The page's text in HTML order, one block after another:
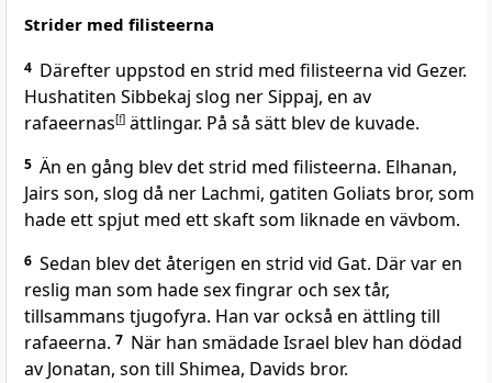
Strider med filisteerna
4 Därefter uppstod en strid med filisteerna vid Gezer.
Hushatiten Sibbekaj slog ner Sippaj, en av
rafaeernas[f] ättlingar. På så sätt blev de kuvade.
5 Än en gång blev det strid med filisteerna. Elhanan,
Jairs son, slog då ner Lachmi, gatiten Goliats bror, som
hade ett spjut med ett skaft som liknade en vävbom.
6 Sedan blev det återigen en strid vid Gat. Där var en
reslig man som hade sex fingrar och sex tår,
tillsammans tjugofyra. Han var också en ättling till
rafaeerna. 7 När han smädade Israel blev han dödad
av Jonatan, son till Shimea, Davids bror.